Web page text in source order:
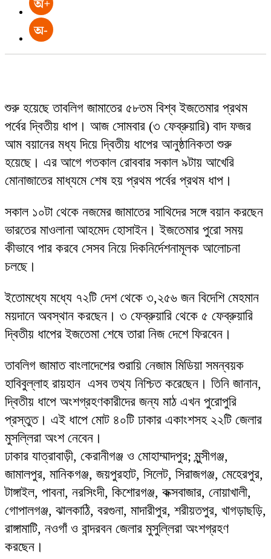
শুরু হয়েছে তাবলিগ জামাতের ৫৮তম বিশ্ব ইজতেমার প্রথম
পর্বের দ্বিতীয় ধাপ। আজ সোমবার (৩ ফেব্রুয়ারি) বাদ ফজর
আম বয়ানের মধ্য দিয়ে দ্বিতীয় ধাপের আনুষ্ঠানিকতা শুরু
হয়েছে। এর আগে গতকাল রোববার সকাল ৯টায় আখেরি
মোনাজাতের মাধ্যমে শেষ হয় প্রথম পর্বের প্রথম ধাপ।
সকাল ১০টা থেকে নজমের জামাতের সাথিদের সঙ্গে বয়ান করছেন
ভারতের মাওলানা আহমেদ হোসাইন। ইজতেমার পুরো সময়
কীভাবে পার করবে সেসব নিয়ে দিকনির্দেশনামূলক আলোচনা
চলছে।
ইতোমধ্যে মধ্যে ৭২টি দেশ থেকে ৩,২৫৬ জন বিদেশি মেহমান
ময়দানে অবস্থান করছেন। ৩ ফেব্রুয়ারি থেকে ৫ ফেব্রুয়ারি
দ্বিতীয় ধাপের ইজতেমা শেষে তারা নিজ দেশে ফিরবেন।
তাবলিগ জামাত বাংলাদেশের শুরায়ি নেজাম মিডিয়া সমন্বয়ক
হাবিবুল্লাহ রায়হান এসব তথ্য নিশ্চিত করেছেন। তিনি জানান,
দ্বিতীয় ধাপে অংশগ্রহণকারীদের জন্য মাঠ এখন পুরোপুরি
প্রস্তুত। এই ধাপে মোট ৪০টি ঢাকার একাংশসহ ২২টি জেলার
মুসল্লিরা অংশ নেবেন।
ঢাকার যাত্রাবাড়ী, কেরানীগঞ্জ ও মোহাম্মাদপুর; মুন্সীগঞ্জ,
জামালপুর, মানিকগঞ্জ, জয়পুরহাট, সিলেট, সিরাজগঞ্জ, মেহেরপুর,
টাঙ্গাইল, পাবনা, নরসিংদী, কিশোরগঞ্জ, কক্সবাজার, নোয়াখালী,
গোপালগঞ্জ, ঝালকাঠি, বরগুনা, মাদারীপুর, শরীয়তপুর, খাগড়াছড়ি,
রাঙ্গামাটি, নওগাঁ ও বান্দরবন জেলার মুসুল্লিরা অংশগ্রহণ
করছেন।